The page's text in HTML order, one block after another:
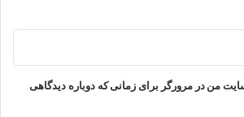
من در مرورگر برای زمانی که دوباره دیدگاهی